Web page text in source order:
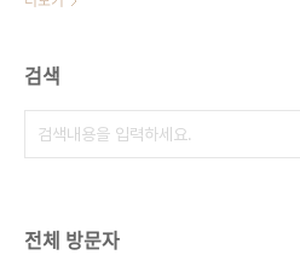
검색
전체 방문자